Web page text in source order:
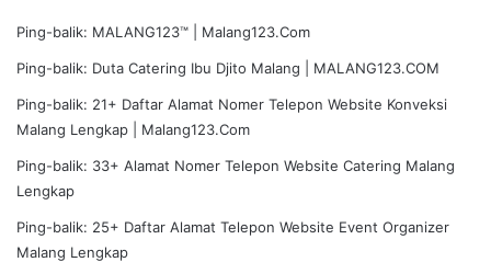
Ping-balik: MALANG123™ | Malang123.Com
Ping-balik: Duta Catering Ibu Djito Malang | MALANG123.COM
Ping-balik: 21+ Daftar Alamat Nomer Telepon Website Konveksi
Malang Lengkap | Malang123.Com
Ping-balik: 33+ Alamat Nomer Telepon Website Catering Malang
Lengkap
Ping-balik: 25+ Daftar Alamat Telepon Website Event Organizer
Malang Lengkap